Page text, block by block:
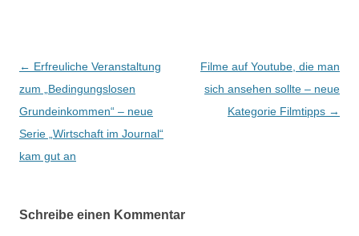
B
e
i
t
r
s
← Erfreuliche Veranstaltung
zum „Bedingungslosen
Grundeinkommen“ – neue
Serie „Wirtschaft im Journal“
kam gut an
Filme auf Youtube, die man
sich ansehen sollte – neue
Kategorie Filmtipps →
Schreibe einen Kommentar